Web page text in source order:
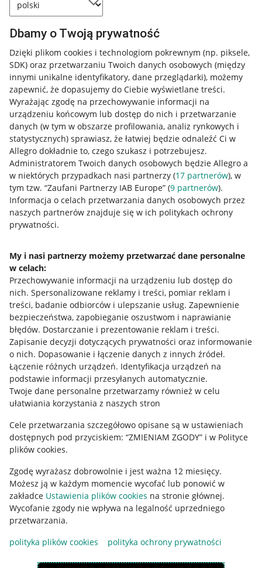
Dbamy o Twoją prywatność
Dzięki plikom cookies i technologiom pokrewnym (np. piksele,
SDK) oraz przetwarzaniu Twoich danych osobowych (między
innymi unikalne identyfikatory, dane przeglądarki), możemy
zapewnić, że dopasujemy do Ciebie wyświetlane treści.
Wyrażając zgodę na przechowywanie informacji na
urządzeniu końcowym lub dostęp do nich i przetwarzanie
danych (w tym w obszarze profilowania, analiz rynkowych i
statystycznych) sprawiasz, że łatwiej będzie odnaleźć Ci w
Allegro dokładnie to, czego szukasz i potrzebujesz.
Administratorem Twoich danych osobowych będzie Allegro a
w niektórych przypadkach nasi partnerzy (17 partnerów), w
tym tzw. “Zaufani Partnerzy IAB Europe” (9 partnerów).
Informacja o celach przetwarzania danych osobowych przez
naszych partnerów znajduje się w ich politykach ochrony
prywatności.
My i nasi partnerzy możemy przetwarzać dane personalne
w celach:
Przechowywanie informacji na urządzeniu lub dostęp do
nich. Spersonalizowane reklamy i treści, pomiar reklam i
treści, badanie odbiorców i ulepszanie usług. Zapewnienie
bezpieczeństwa, zapobieganie oszustwom i naprawianie
błędów. Dostarczanie i prezentowanie reklam i treści.
Zapisanie decyzji dotyczących prywatności oraz informowanie
o nich. Dopasowanie i łączenie danych z innych źródeł.
Łączenie różnych urządzeń. Identyfikacja urządzeń na
podstawie informacji przesyłanych automatycznie.
Twoje dane personalne przetwarzamy również w celu
ułatwiania korzystania z naszych stron
Cele przetwarzania szczegółowo opisane są w ustawieniach
dostępnych pod przyciskiem: “ZMIENIAM ZGODY” i w Polityce
plików cookies.
Zgodę wyrażasz dobrowolnie i jest ważna 12 miesięcy.
Możesz ją w każdym momencie wycofać lub ponowić w
zakładce Ustawienia plików cookies na stronie głównej.
Wycofanie zgody nie wpływa na legalność uprzedniego
przetwarzania.
polityka plików cookies
polityka ochrony prywatności
Przydatne informacje
Jak to działa
Allegro Gadane dla sprzedających
Allegro Gadane dla kupujących
Mapa miejscowości
Informacje prawne
Regulamin
Polityka plików "cookies"
Ustawienia plików "cookies"
Udostępnianie lokalizacji
Informacje dla Aktu o Usługach Cyfrowych
Pobierz aplikację